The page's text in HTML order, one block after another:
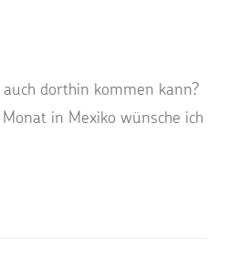
dorthin kommen kann?
in Mexiko wünsche ich